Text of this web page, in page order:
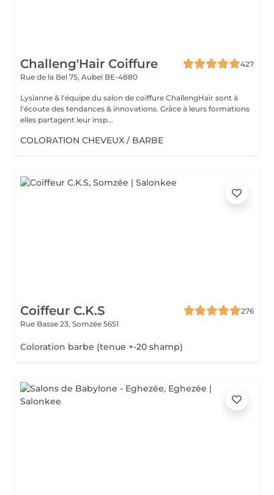
Challeng'Hair Coiffure
427
Rue de la Bel 75, Aubel BE-4880
Lysianne & l'équipe du salon de coiffure ChallengHair sont à
l'écoute des tendances & innovations. Grâce à leurs formations
elles partagent leur insp...
COLORATION CHEVEUX / BARBE
Coiffeur C.K.S
276
Rue Basse 23, Somzée 5651
Coloration barbe (tenue +-20 shamp)